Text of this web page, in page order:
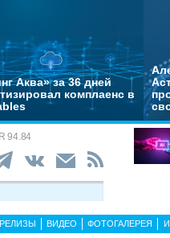
Аква» за 36 дней
комплаенс в
94.84
РЕЛИЗЫ ВИДЕО ФОТОГАЛЕРЕЯ